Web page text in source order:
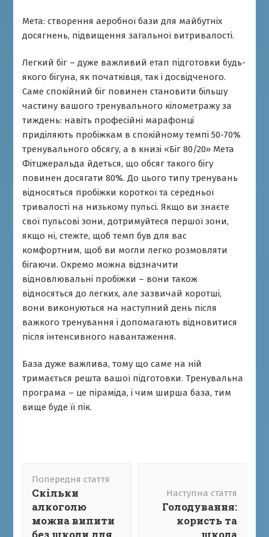
Мета: створення аеробної бази для майбутніх
досягнень, підвищення загальної витривалості.
Легкий біг – дуже важливий етап підготовки будь-
якого бігуна, як початківця, так і досвідченого.
Саме спокійний біг повинен становити більшу
частину вашого тренувального кілометражу за
тиждень: навіть професійні марафонці
приділяють пробіжкам в спокійному темпі 50-70%
тренувального обсягу, а в книзі «Біг 80/20» Мета
Фітцжеральда йдеться, що обсяг такого бігу
повинен досягати 80%. До цього типу тренувань
відносяться пробіжки короткої та середньої
тривалості на низькому пульсі. Якщо ви знаєте
свої пульсові зони, дотримуйтеся першої зони,
якщо ні, стежте, щоб темп був для вас
комфортним, щоб ви могли легко розмовляти
бігаючи. Окремо можна відзначити
відновлювальні пробіжки – вони також
відносяться до легких, але зазвичай коротші,
вони виконуються на наступний день після
важкого тренування і допомагають відновитися
після інтенсивного навантаження.
База дуже важлива, тому що саме на ній
тримається решта вашої підготовки. Тренувальна
програма – це піраміда, і чим ширша база, тим
вище буде її пік.
по
запису
Попередня стаття
Скільки
алкоголю
можна випити
Наступна стаття
Голодування:
користь та